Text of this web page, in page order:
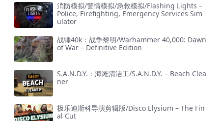
消防模拟/警情模拟/急救模拟/Flashing Lights –
Police, Firefighting, Emergency Services Sim
ulator
战锤40k：战争黎明/Warhammer 40,000: Dawn
of War – Definitive Edition
S.A.N.D.Y.：海滩清洁工/S.A.N.D.Y. – Beach Clea
ner
极乐迪斯科导演剪辑版/Disco Elysium – The Fin
al Cut